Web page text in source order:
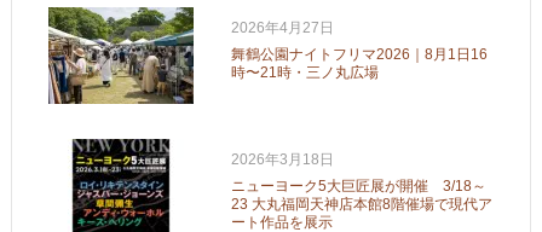
2026年4月27日
舞鶴公園ナイトフリマ2026｜8月1日16
時〜21時・三ノ丸広場
2026年3月18日
ニューヨーク5大巨匠展が開催 3/18～
23 大丸福岡天神店本館8階催場で現代ア
ート作品を展示